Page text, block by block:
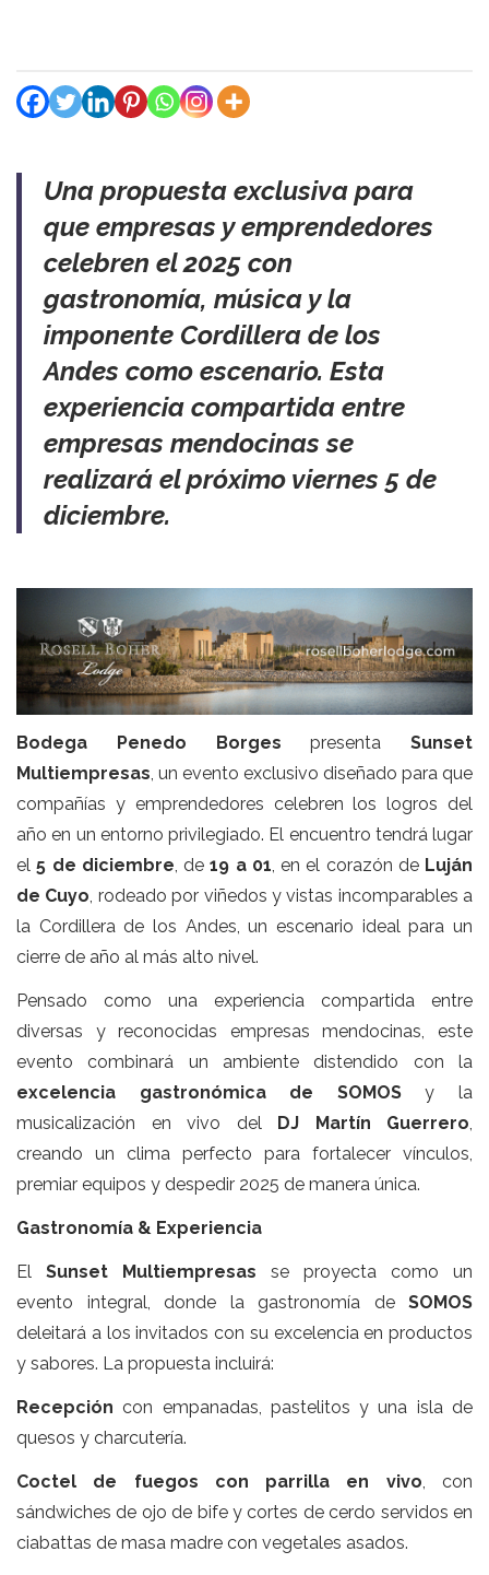
Una propuesta exclusiva para
que empresas y emprendedores
celebren el 2025 con
gastronomía, música y la
imponente Cordillera de los
Andes como escenario. Esta
experiencia compartida entre
empresas mendocinas se
realizará el próximo viernes 5 de
diciembre.
Bodega Penedo Borges presenta Sunset
Multiempresas, un evento exclusivo diseñado para que
compañías y emprendedores celebren los logros del
año en un entorno privilegiado. El encuentro tendrá lugar
el5 de diciembre, de19 a 01, en el corazón de Luján
de Cuyo, rodeado por viñedos y vistas incomparables a
la Cordillera de los Andes, un escenario ideal para un
cierre de año al más alto nivel.
Pensado como una experiencia compartida entre
diversas y reconocidas empresas mendocinas, este
evento combinará un ambiente distendido con la
excelencia gastronómica de SOMOSy la
musicalización en vivo del
DJ Martín Guerrero,
creando un clima perfecto para fortalecer vínculos,
premiar equipos y despedir 2025 de manera única.
Gastronomía & Experiencia
El Sunset Multiempresas se proyecta como un
evento integral, donde la gastronomía de SOMOS
deleitará a los invitados con su excelencia en productos
y sabores. La propuesta incluirá:
Recepción con empanadas, pastelitos y una isla de
quesos y charcutería.
Coctel de fuegos con parrilla en vivo, con
sándwiches de ojo de bife y cortes de cerdo servidos en
ciabattas de masa madre con vegetales asados.